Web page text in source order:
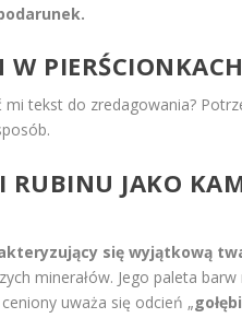
tekst do zredagowania?
RUBINU JAKO
się wyjątkową
minerałów. Jego paleta
uważa się odcień „